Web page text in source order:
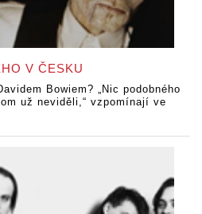
V ČESKU
Bowiem? „Nic podobného
už neviděli,“ vzpomínají ve